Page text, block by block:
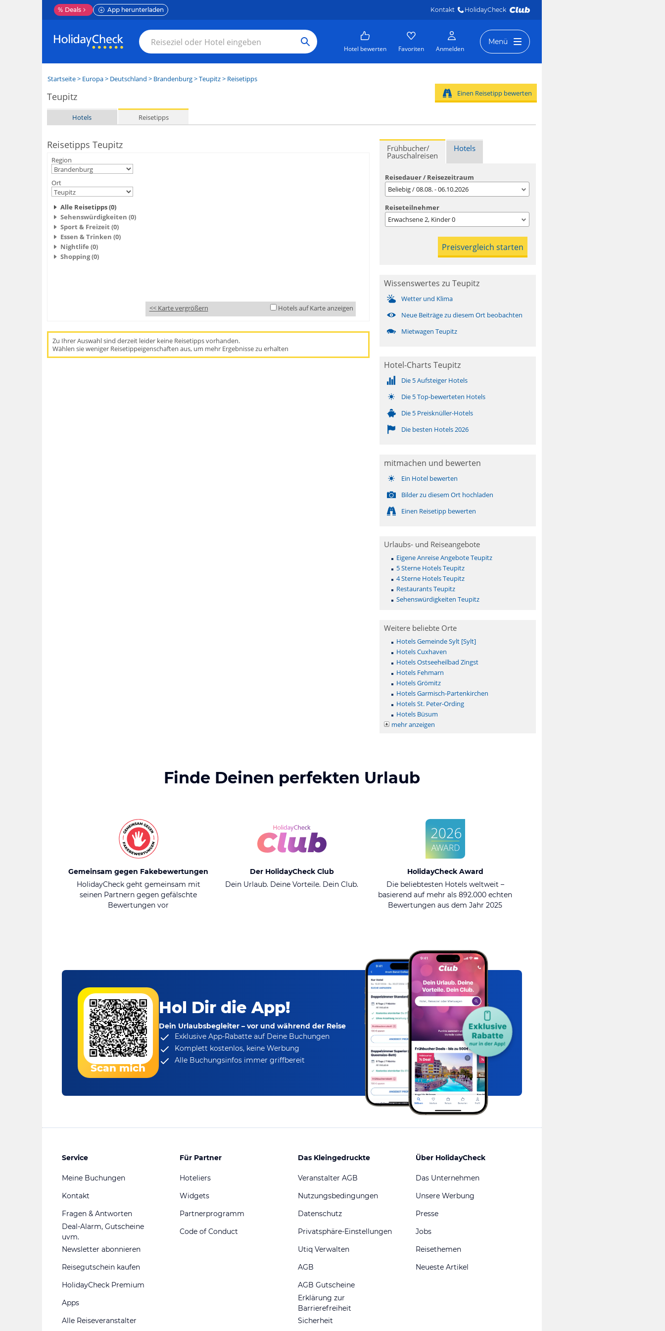
% Deals App herunterladen Kontakt HolidayCheck
Hotel bewerten Favoriten Anmelden
Menü
Startseite> Europa> Deutschland > Brandenburg>Teupitz> Reisetipps
Teupitz
Hotels Reisetipps
Einen Reisetipp bewerten
Reisetipps Teupitz
Region
Ort
Alle Reisetipps (0)
Sehenswürdigkeiten (0)
Sport & Freizeit (0)
Essen & Trinken (0)
Nightlife (0)
Shopping (0)
<< Karte vergrößern Hotels auf Karte anzeigen
Zu Ihrer Auswahl sind derzeit leider keine Reisetipps vorhanden.
Wählen sie weniger Reisetippeigenschaften aus, um mehr Ergebnisse zu erhalten
Frühbucher/
Pauschalreisen
Hotels
Reisedauer / Reisezeitraum
Beliebig / 08.08. - 06.10.2026
Reiseteilnehmer
Erwachsene2, Kinder0
Wissenswertes zu Teupitz
Wetter und Klima
Neue Beiträge zu diesem Ort beobachten
Mietwagen Teupitz
Hotel-Charts Teupitz
Die 5 Aufsteiger Hotels
Die 5 Top-bewerteten Hotels
Die 5 Preisknüller-Hotels
Die besten Hotels 2026
mitmachen und bewerten
Ein Hotel bewerten
Bilder zu diesem Ort hochladen
Einen Reisetipp bewerten
Urlaubs- und Reiseangebote
Eigene Anreise Angebote Teupitz
5 Sterne Hotels Teupitz
4 Sterne Hotels Teupitz
Restaurants Teupitz
Sehenswürdigkeiten Teupitz
Weitere beliebte Orte
Hotels Gemeinde Sylt [Sylt]
Hotels Cuxhaven
Hotels Ostseeheilbad Zingst
Hotels Fehmarn
Hotels Grömitz
Hotels Garmisch-Partenkirchen
Hotels St. Peter-Ording
Hotels Büsum
mehr anzeigen
Finde Deinen perfekten Urlaub
Gemeinsam gegen Fakebewertungen
HolidayCheck geht gemeinsam mit
seinen Partnern gegen gefälschte
Bewertungen vor
Der HolidayCheck Club
Dein Urlaub. Deine Vorteile. Dein Club.
HolidayCheck Award
Die beliebtesten Hotels weltweit –
basierend auf mehr als 892.000 echten
Bewertungen aus dem Jahr 2025
Scan mich
Hol Dir die App!
Dein Urlaubsbegleiter – vor und während der Reise
Exklusive App-Rabatteauf Deine Buchungen
Komplett kostenlos, keine Werbung
Alle Buchungsinfos immer griffbereit
Service
Meine Buchungen
Kontakt
Fragen & Antworten
Deal-Alarm, Gutscheine
uvm.
Newsletter abonnieren
Reisegutschein kaufen
HolidayCheck Premium
Apps
Alle Reiseveranstalter
Für Partner
Hoteliers
Widgets
Partnerprogramm
Code of Conduct
Das Kleingedruckte
Veranstalter AGB
Nutzungsbedingungen
Datenschutz
Privatsphäre-Einstellungen
Utiq Verwalten
AGB
AGB Gutscheine
Erklärung zur
Barrierefreiheit
Sicherheit
Über HolidayCheck
Das Unternehmen
Unsere Werbung
Presse
Jobs
Reisethemen
Neueste Artikel